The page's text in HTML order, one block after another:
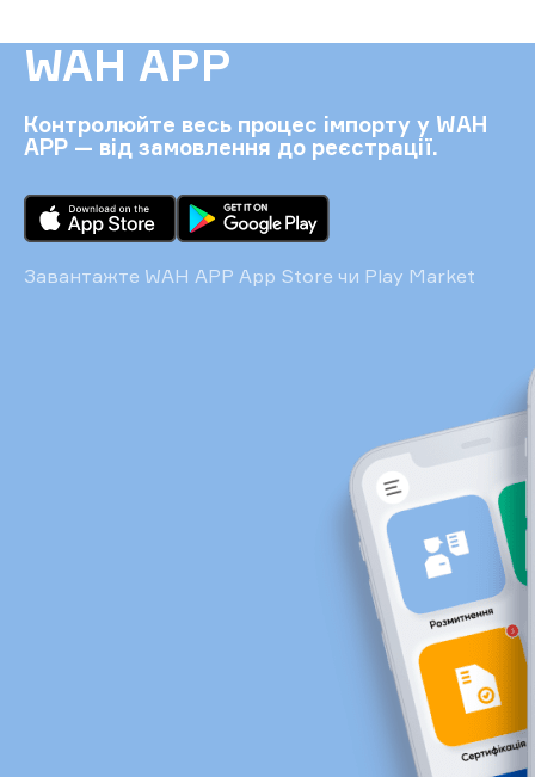
WAH APP
Контролюйте весь процес імпорту у WAH
APP — від замовлення до реєстрації.
Завантажте WAH APP App Store чи Play Market